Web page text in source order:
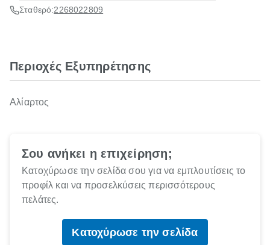
Σταθερό:2268022809
Περιοχές Εξυπηρέτησης
Αλίαρτος
Σου ανήκει η επιχείρηση;
Κατοχύρωσε την σελίδα σου για να εμπλουτίσεις το
προφίλ και να προσελκύσεις περισσότερους
πελάτες.
Κατοχύρωσε την σελίδα